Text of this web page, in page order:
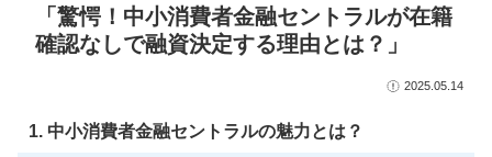
「驚愕！中小消費者金融セントラルが在籍
確認なしで融資決定する理由とは？」
2025.05.14
1. 中小消費者金融セントラルの魅力とは？